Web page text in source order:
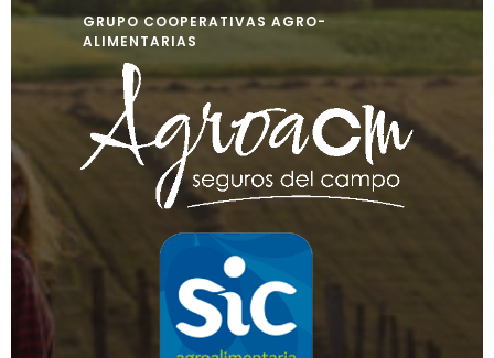
GRUPO COOPERATIVAS AGRO-
ALIMENTARIAS